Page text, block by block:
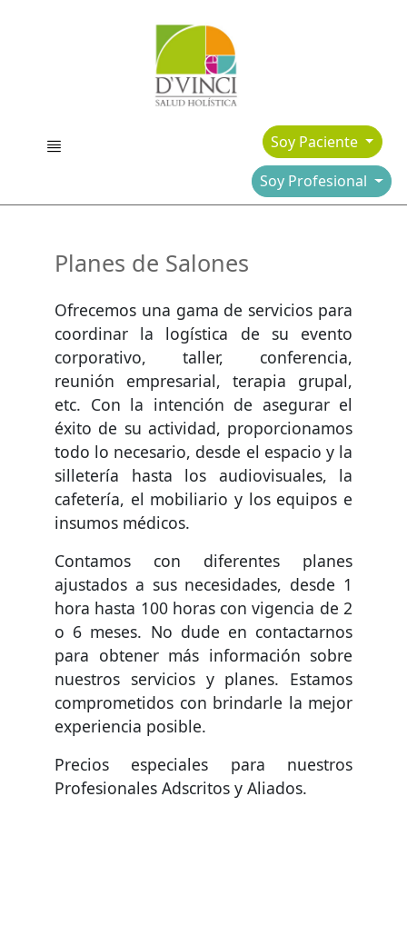
Soy Paciente
Soy Profesional
Planes de Salones
Ofrecemos una gama de servicios para
coordinar la logística de su evento
corporativo, taller, conferencia,
reunión empresarial, terapia grupal,
etc. Con la intención de asegurar el
éxito de su actividad, proporcionamos
todo lo necesario, desde el espacio y la
silletería hasta los audiovisuales, la
cafetería, el mobiliario y los equipos e
insumos médicos.
Contamos con diferentes planes
ajustados a sus necesidades, desde 1
hora hasta 100 horas con vigencia de 2
o 6 meses. No dude en contactarnos
para obtener más información sobre
nuestros servicios y planes. Estamos
comprometidos con brindarle la mejor
experiencia posible.
Precios especiales para nuestros
Profesionales Adscritos y Aliados.